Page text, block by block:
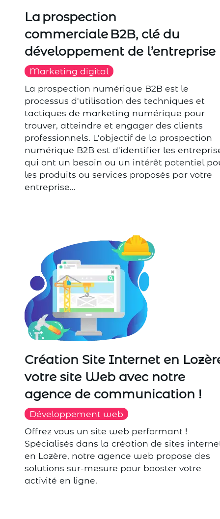
La prospection
commerciale B2B, clé du
développement de l’entreprise
Marketing digital
La prospection numérique B2B est le
processus d'utilisation des techniques et
tactiques de marketing numérique pour
trouver, atteindre et engager des clients
professionnels. L'objectif de la prospection
numérique B2B est d'identifier les
qui ont un besoin ou un intérêt potentiel
les produits ou services proposés par votre
entreprise...
Création Site Internet en
votre site Web avec notre
agence de communication !
Développement web
Offrez vous un site web performant !
Spécialisés dans la création de sites
en Lozère, notre agence web propose des
solutions sur-mesure pour booster votre
activité en ligne.